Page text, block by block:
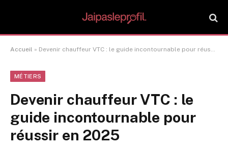
Accueil » Devenir chauffeur VTC : le guide incontournable pour réussir en 2025
MÉTIERS
Devenir chauffeur VTC : le
guide incontournable pour
réussir en 2025